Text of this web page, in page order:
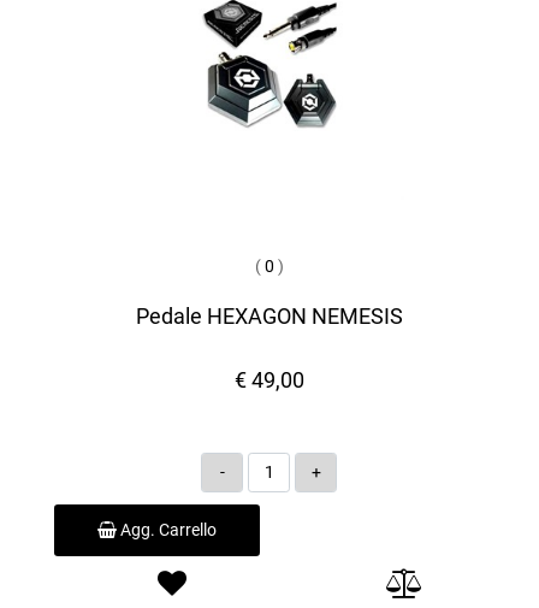
(0 )
Pedale HEXAGON NEMESIS
€ 49,00
Quantità
Agg. Carrello